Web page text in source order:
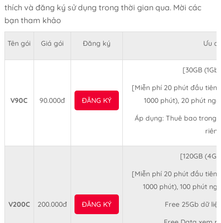
thích và đăng ký sử dụng trong thời gian qua. Mời các
bạn tham khảo
Tên gói Giá gói Đăng ký Ưu
V90C 90.000đ ĐĂNG KÝ
[30GB
[Miễn phí 20 phút đầu
1000 phút), 20 phút
Áp dụng: Thuê bao trong
V200C 200.000đ ĐĂNG KÝ
[120GB
[Miễn phí 20 phút đầu
1000 phút), 100 phút
Free 25Gb dữ